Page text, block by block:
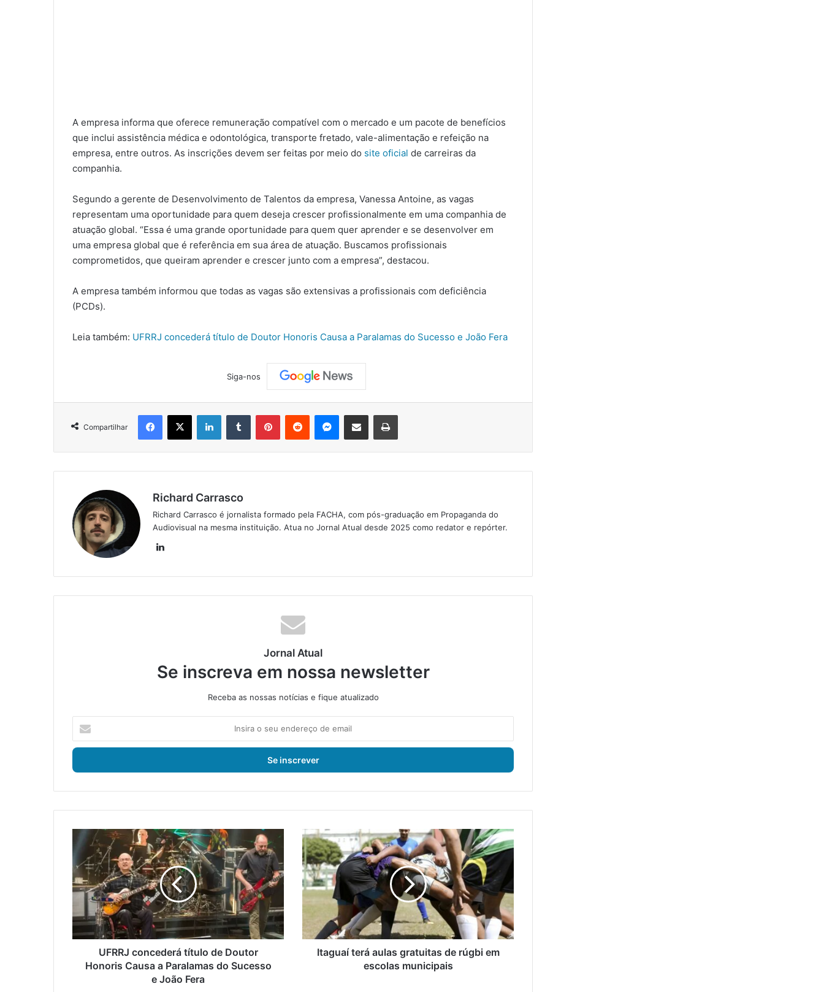
A empresa informa que oferece remuneração compatível com o mercado e um pacote de benefícios
que inclui assistência médica e odontológica, transporte fretado, vale-alimentação e refeição na
empresa, entre outros. As inscrições devem ser feitas por meio do site oficial de carreiras da
companhia.
Segundo a gerente de Desenvolvimento de Talentos da empresa, Vanessa Antoine, as vagas
representam uma oportunidade para quem deseja crescer profissionalmente em uma companhia de
atuação global. “Essa é uma grande oportunidade para quem quer aprender e se desenvolver em
uma empresa global que é referência em sua área de atuação. Buscamos profissionais
comprometidos, que queiram aprender e crescer junto com a empresa”, destacou.
A empresa também informou que todas as vagas são extensivas a profissionais com deficiência
(PCDs).
Leia também: UFRRJ concederá título de Doutor Honoris Causa a Paralamas do Sucesso e João Fera
Siga-nos
Compartilhar
Richard Carrasco
Richard Carrasco é jornalista formado pela FACHA, com pós-graduação em Propaganda do
Audiovisual na mesma instituição. Atua no Jornal Atual desde 2025 como redator e repórter.
din
Jornal Atual
Se inscreva em nossa newsletter
Receba as nossas notícias e fique atualizado
s
r
s
e
n
d
e
e
ç
o
R
J
n
c
UFRRJ concederá título de Doutor
Honoris Causa a Paralamas do Sucesso
e João Fera
I
t
a
g
u
a
e
Itaguaí terá aulas gratuitas de rúgbi em
escolas municipais